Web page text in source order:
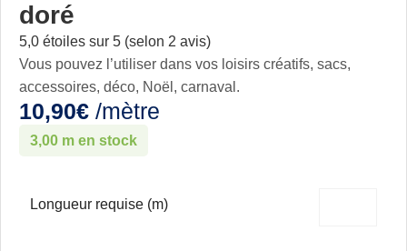
doré
5,0 étoiles sur 5 (selon 2 avis)
Vous pouvez l’utiliser dans vos loisirs créatifs, sacs,
accessoires, déco, Noël, carnaval.
10,90€ /mètre
3,00 m en stock
Longueur requise (m)